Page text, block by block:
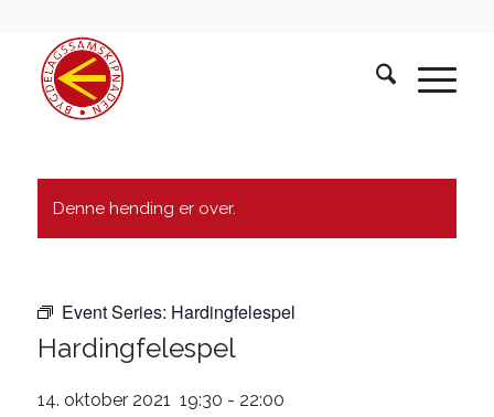
Denne hending er over.
Event Series: Hardingfelespel
Hardingfelespel
14. oktober 2021 19:30 - 22:00